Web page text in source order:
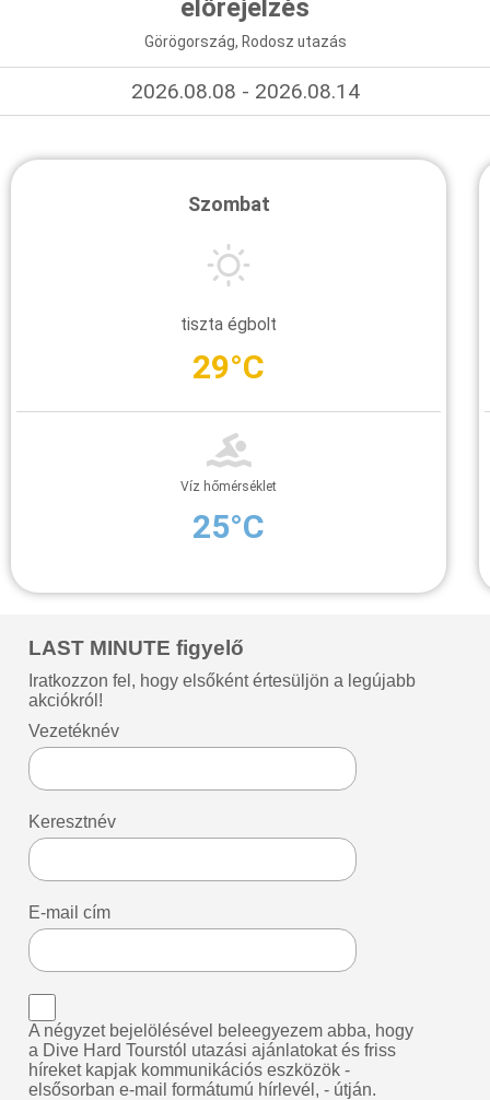
előrejelzés
Görögország, Rodosz utazás
2026.08.08 - 2026.08.14
Szombat
tiszta égbolt
29°C
Víz hőmérséklet
25°C
LAST MINUTE figyelő
Iratkozzon fel, hogy elsőként értesüljön a legújabb
akciókról!
Vezetéknév
Keresztnév
E-mail cím
A négyzet bejelölésével beleegyezem abba, hogy
a Dive Hard Tourstól utazási ajánlatokat és friss
híreket kapjak kommunikációs eszközök -
elsősorban e-mail formátumú hírlevél, - útján.